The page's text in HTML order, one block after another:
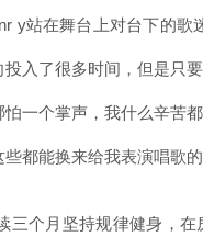
y站在舞台上对台下的歌
入了很多时间，但是只
一个掌声，我什么辛苦
都能换来给我表演唱歌
三个月坚持规律健身，